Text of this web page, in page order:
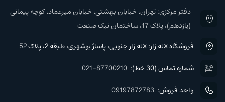
دفتر مرکزی: تهران، خیابان بهشتی، خیابان میرعماد، کوچه پیمانی
(یازدهم)، پلاک 17، ساختمان نیک صنعت
فروشگاه لاله زار: لاله زار جنوبی، پاساژ بوشهری، طبقه 2، پلاک 52
شماره تماس (30 خط):
021-87700210
واحد فروش: 09197872783